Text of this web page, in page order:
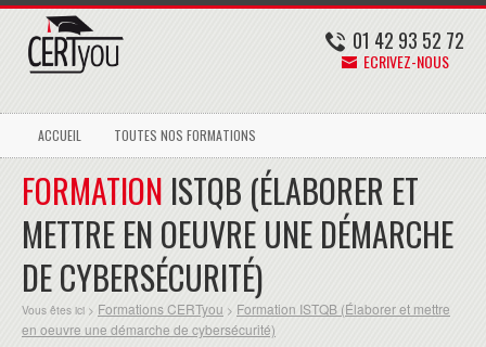
01 42 93 52 72
ECRIVEZ-NOUS
ACCUEIL TOUTES NOS FORMATIONS
FORMATION ISTQB (ÉLABORER ET
METTRE EN OEUVRE UNE DÉMARCHE
DE CYBERSÉCURITÉ)
Vous êtes ici > Formations CERTyou > Formation ISTQB (Élaborer et mettre
en oeuvre une démarche de cybersécurité)